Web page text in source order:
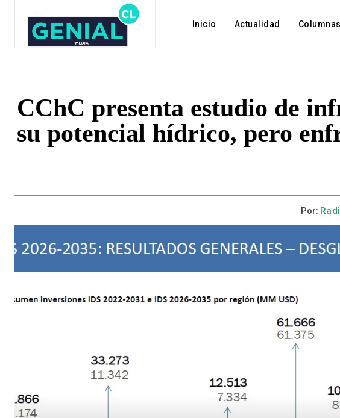
Inicio Actualidad
CChC presenta estudio de
su potencial hídrico, pero
Por: